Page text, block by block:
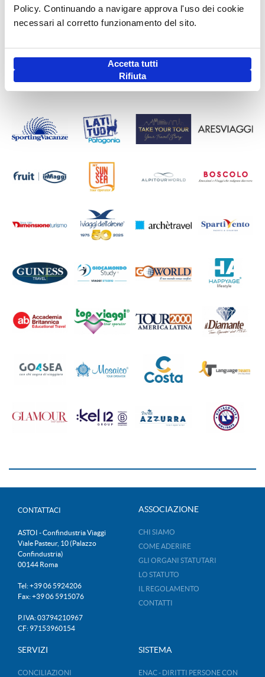
Policy. Continuando a navigare approva l'uso dei cookie
necessari al corretto funzionamento del sito.
Accetta tutti
Rifiuta
CONTATTACI
ASTOI - Confindustria Viaggi
Viale Pasteur, 10 (Palazzo
Confindustria)
00144 Roma
Tel: +39 06 5924206
Fax: +39 06 5915076
P.IVA: 03794210967
CF: 97153960154
ASSOCIAZIONE
CHI SIAMO
COME ADERIRE
GLI ORGANI STATUTARI
LO STATUTO
IL REGOLAMENTO
CONTATTI
SERVIZI
CONCILIAZIONI
SISTEMA
ENAC - DIRITTI PERSONE CON